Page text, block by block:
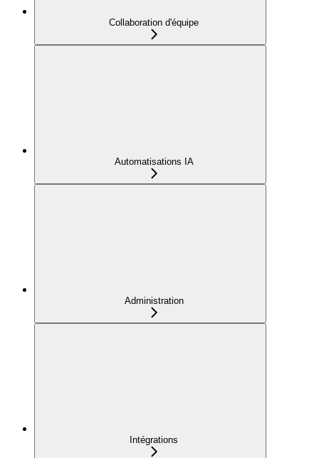
Collaboration d'équipe
Automatisations IA
Administration
Intégrations